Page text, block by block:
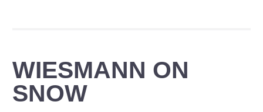
WIESMANN ON
SNOW